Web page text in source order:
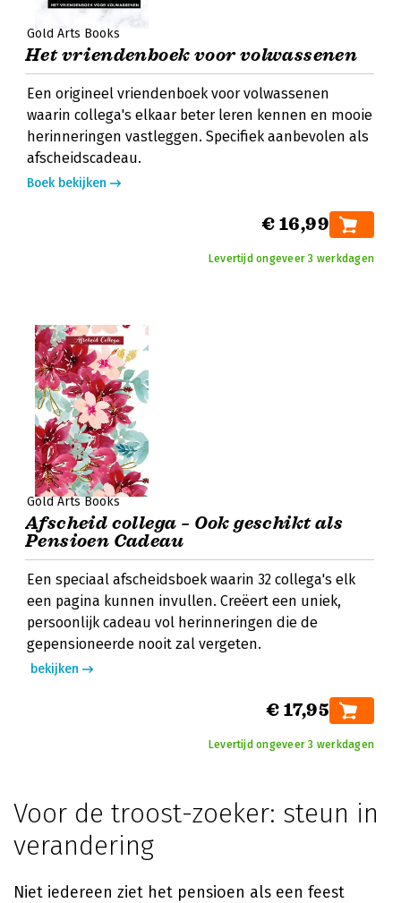
Gold Arts Books
Het vriendenboek voor volwassenen
Een origineel vriendenboek voor volwassenen
waarin collega's elkaar beter leren kennen en mooie
herinneringen vastleggen. Specifiek aanbevolen als
afscheidscadeau.
Boek bekijken
€ 16,99
Levertijd ongeveer 3 werkdagen
Gold Arts Books
Afscheid collega – Ook geschikt als
Pensioen Cadeau
Een speciaal afscheidsboek waarin 32 collega's elk
een pagina kunnen invullen. Creëert een uniek,
persoonlijk cadeau vol herinneringen die de
gepensioneerde nooit zal vergeten.
bekijken
€ 17,95
Levertijd ongeveer 3 werkdagen
Voor de troost-zoeker: steun in
verandering
Niet iedereen ziet het pensioen als een feest